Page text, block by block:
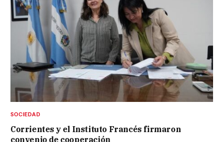
SOCIEDAD
Corrientes y el Instituto Francés firmaron
convenio de cooperación